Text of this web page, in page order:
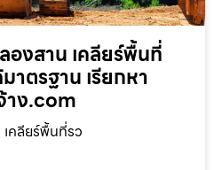
องสาน เคลียร์พื้นที่
าตรฐาน เรียกหา
าง.com
คลียร์พื้นที่รว